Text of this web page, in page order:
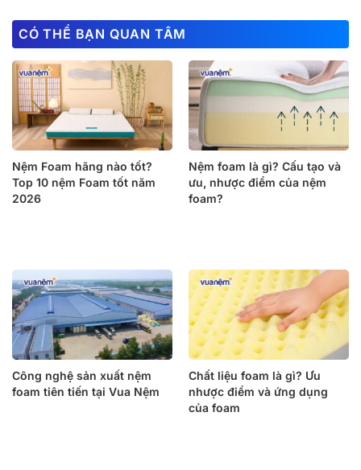
CÓ THỂ BẠN QUAN TÂM
Nệm Foam hãng nào tốt?
Top 10 nệm Foam tốt năm
2026
Nệm foam là gì? Cấu tạo và
ưu, nhược điểm của nệm
foam?
Công nghệ sản xuất nệm
foam tiên tiến tại Vua Nệm
Chất liệu foam là gì? Ưu
nhược điểm và ứng dụng
của foam